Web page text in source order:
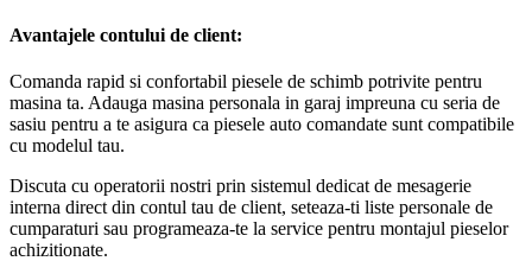
Avantajele contului de client:
Comanda rapid si confortabil piesele de schimb potrivite pentru
masina ta. Adauga masina personala in garaj impreuna cu seria de
sasiu pentru a te asigura ca piesele auto comandate sunt compatibile
cu modelul tau.
Discuta cu operatorii nostri prin sistemul dedicat de mesagerie
interna direct din contul tau de client, seteaza-ti liste personale de
cumparaturi sau programeaza-te la service pentru montajul pieselor
achizitionate.